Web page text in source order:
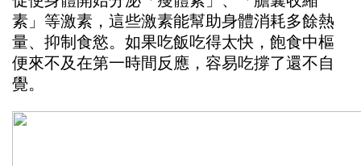
素」等激素，這些激素能幫助身體消耗多餘熱
量、抑制食慾。如果吃飯吃得太快，飽食中樞
便來不及在第一時間反應，容易吃撐了還不自
覺。